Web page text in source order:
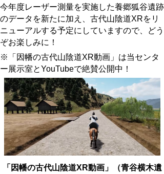
今年度レーザー測量を実施した養郷狐谷遺跡
のデータを新たに加え、古代山陰道XRをリ
ニューアルする予定にしていますので、どう
ぞお楽しみに！
※「因幡の古代山陰道XR動画」は当センタ
ー展示室とYouTubeで絶賛公開中！
「因幡の古代山陰道XR動画」（青谷横木遺